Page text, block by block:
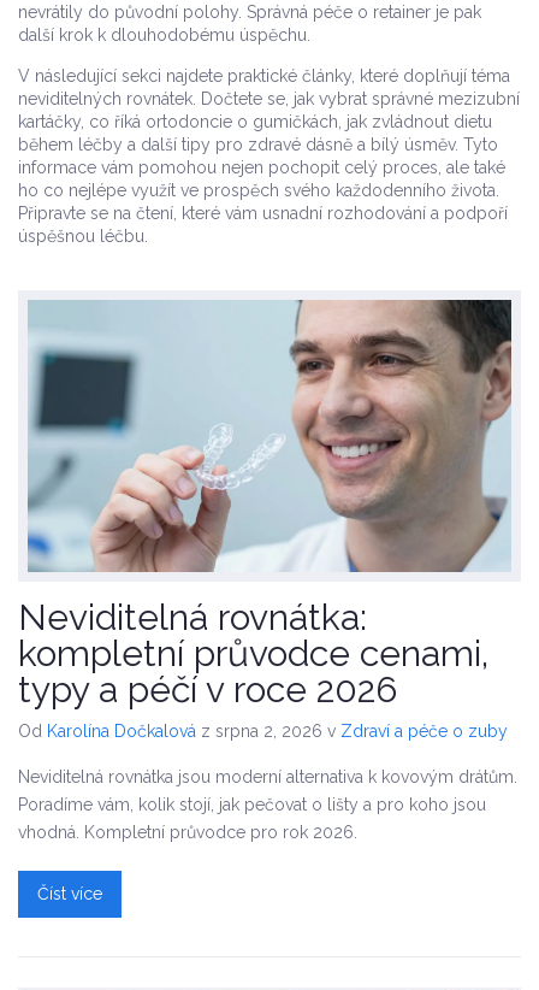
nevrátily do původní polohy. Správná péče o retainer je pak
další krok k dlouhodobému úspěchu.
V následující sekci najdete praktické články, které doplňují téma
neviditelných rovnátek. Dočtete se, jak vybrat správné mezizubní
kartáčky, co říká ortodoncie o gumičkách, jak zvládnout dietu
během léčby a další tipy pro zdravé dásně a bílý úsměv. Tyto
informace vám pomohou nejen pochopit celý proces, ale také
ho co nejlépe využít ve prospěch svého každodenního života.
Připravte se na čtení, které vám usnadní rozhodování a podpoří
úspěšnou léčbu.
Neviditelná rovnátka:
kompletní průvodce cenami,
typy a péčí v roce 2026
Od Karolína Dočkalová z srpna 2, 2026 v Zdraví a péče o zuby
Neviditelná rovnátka jsou moderní alternativa k kovovým drátům.
Poradíme vám, kolik stojí, jak pečovat o lišty a pro koho jsou
vhodná. Kompletní průvodce pro rok 2026.
Číst více